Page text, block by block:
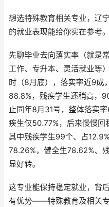
想选特殊教育相关专业，辽
的就业表现能给你实在参考。
先聊毕业去向落实率（就是
工作、专升本、灵活就业等
时（8月底），落实率近9
88.8%，残疾学生还稍高，
止同年8月31号，整体落实
疾生仅50.77%，后来慢慢回
其中残疾学生99个、占
78.26%，健全生78.62%、
显好转。
这专业能保持稳定就业，背
有优势——特殊教育及相关